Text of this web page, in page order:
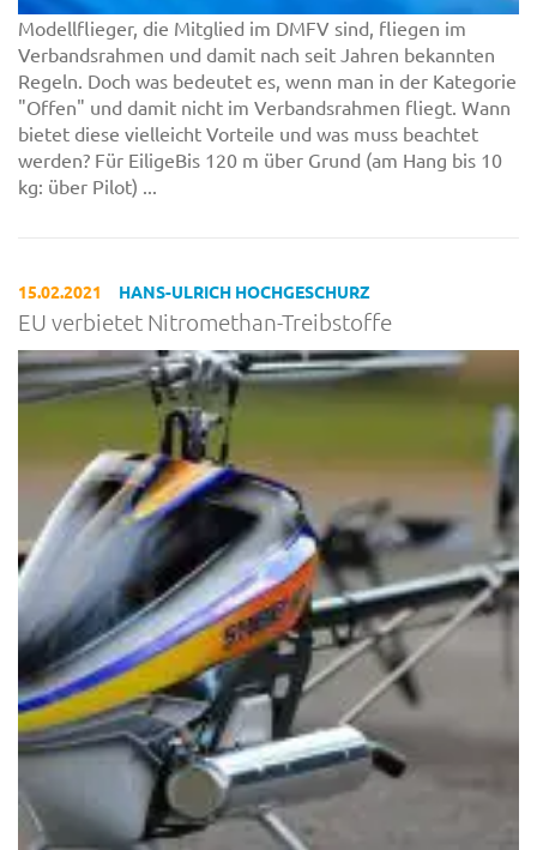
Modellflieger, die Mitglied im DMFV sind, fliegen im
Verbandsrahmen und damit nach seit Jahren bekannten
Regeln. Doch was bedeutet es, wenn man in der Kategorie
"Offen" und damit nicht im Verbandsrahmen fliegt. Wann
bietet diese vielleicht Vorteile und was muss beachtet
werden? Für EiligeBis 120 m über Grund (am Hang bis 10
kg: über Pilot) ...
15.02.2021 HANS-ULRICH HOCHGESCHURZ
EU verbietet Nitromethan-Treibstoffe